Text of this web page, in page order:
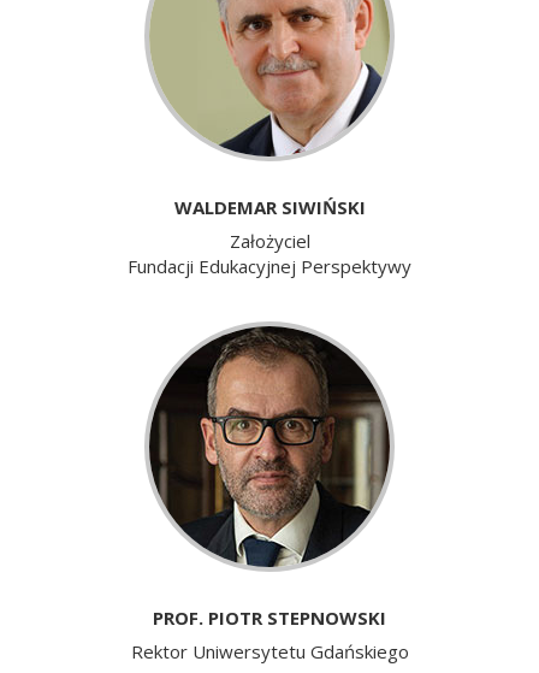
WALDEMAR SIWIŃSKI
Założyciel
Fundacji Edukacyjnej Perspektywy
PROF. PIOTR STEPNOWSKI
Rektor Uniwersytetu Gdańskiego